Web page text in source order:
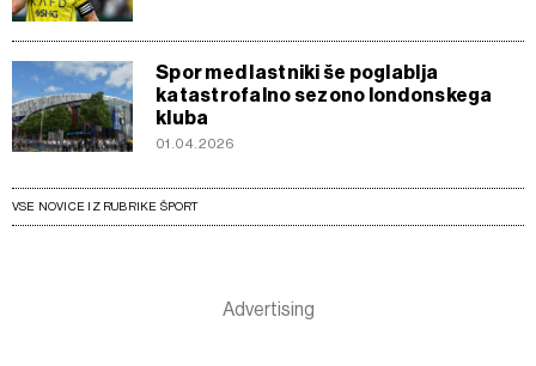
Spor med lastniki še poglablja
katastrofalno sezono londonskega
kluba
01.04.2026
VSE NOVICE IZ RUBRIKE ŠPORT